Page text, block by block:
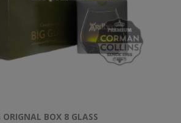
ORIGNAL BOX 8 GLASS